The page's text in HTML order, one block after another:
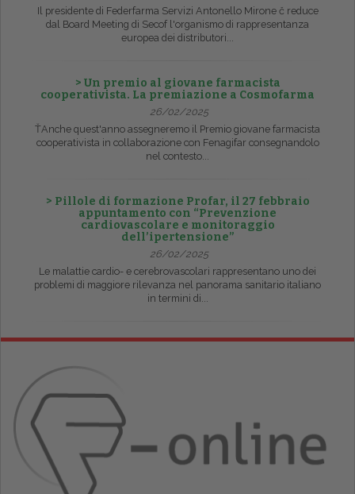
Il presidente di Federfarma Servizi Antonello Mirone č reduce
dal Board Meeting di Secof l'organismo di rappresentanza
europea dei distributori...
> Un premio al giovane farmacista
cooperativista. La premiazione a Cosmofarma
26/02/2025
ŤAnche quest'anno assegneremo il Premio giovane farmacista
cooperativista in collaborazione con Fenagifar consegnandolo
nel contesto...
> Pillole di formazione Profar, il 27 febbraio
appuntamento con “Prevenzione
cardiovascolare e monitoraggio
dell’ipertensione”
26/02/2025
Le malattie cardio- e cerebrovascolari rappresentano uno dei
problemi di maggiore rilevanza nel panorama sanitario italiano
in termini di...